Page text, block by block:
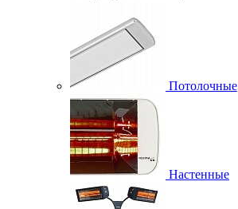
Потолочные
Настенные